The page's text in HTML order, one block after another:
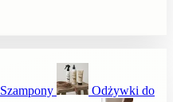
Szampony Odżywki do